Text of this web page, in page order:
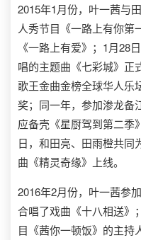
2015年1月份，叶一茜与
人秀节目《一路上有你第
《一路上有爱》；1月28
唱的主题曲《七彩城》正
歌王金曲金榜全球华人乐
奖；同一年，参加渗龙备
应备壳《星厨驾到第二季
日，和田亮、田雨橙共同
曲《精灵奇缘》上线。
2016年2月份，叶一茜参
合唱了戏曲《十八相送》
目《茜你一顿饭》的主持